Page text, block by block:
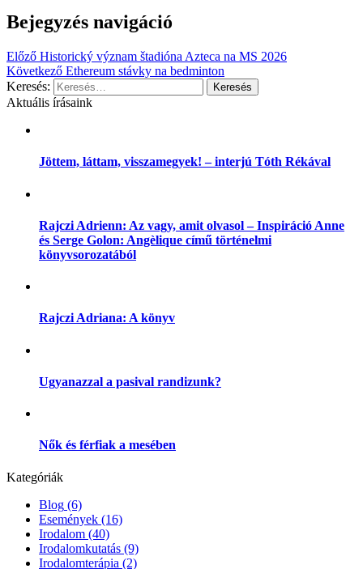
Bejegyzés navigáció
Előző Historický význam štadióna Azteca na MS 2026
Következő Ethereum stávky na bedminton
Keresés:
Aktuális írásaink
Jöttem, láttam, visszamegyek! – interjú Tóth Rékával
Rajczi Adrienn: Az vagy, amit olvasol – Inspiráció Anne
és Serge Golon: Angèlique című történelmi
könyvsorozatából
Rajczi Adriana: A könyv
Ugyanazzal a pasival randizunk?
Nők és férfiak a mesében
Kategóriák
Blog (6)
Események (16)
Irodalom (40)
Irodalomkutatás (9)
Irodalomterápia (2)